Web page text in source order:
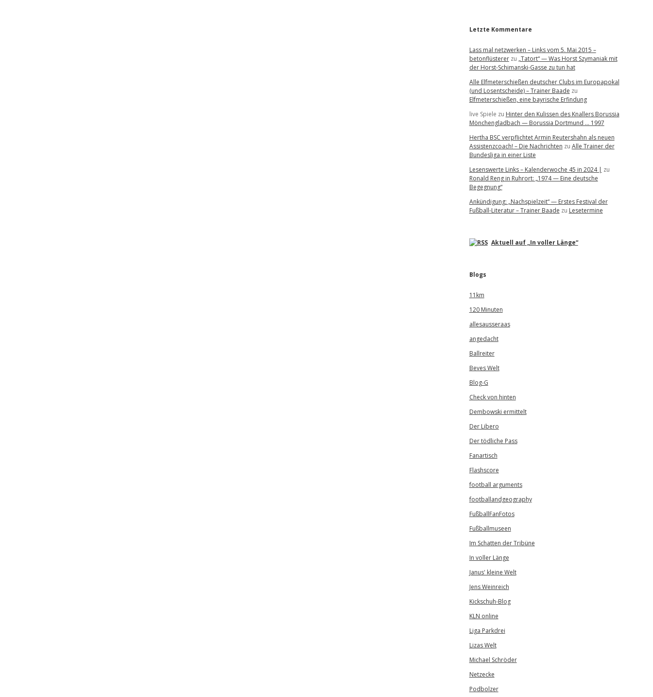
Letzte Kommentare
Lass mal netzwerken – Links vom 5. Mai 2015 –
betonflüstererzu „Tatort“ — Was Horst Szymaniak mit
der Horst-Schimanski-Gasse zu tun hat
Alle Elfmeterschießen deutscher Clubs im Europapokal
(und Losentscheide) – Trainer Baade zu
Elfmeterschießen, eine bayrische Erfindung
live Spiele zu Hinter den Kulissen des Knallers Borussia
Mönchengladbach — Borussia Dortmund … 1997
Hertha BSC verpflichtet Armin Reutershahn als neuen
Assistenzcoach! – Die Nachrichten zu Alle Trainer der
Bundesliga in einer Liste
Lesenswerte Links – Kalenderwoche 45 in 2024 | zu
Ronald Reng in Ruhrort: „1974 — Eine deutsche
Begegnung“
Ankündigung: „Nachspielzeit“ — Erstes Festival der
Fußball-Literatur – Trainer Baade zu Lesetermine
Aktuell auf „In voller Länge“
Blogs
11km
120 Minuten
allesausseraas
angedacht
Ballreiter
Beves Welt
Blog-G
Check von hinten
Dembowski ermittelt
Der Libero
Der tödliche Pass
Fanartisch
Flashscore
football arguments
footballandgeography
FußballFanFotos
Fußballmuseen
Im Schatten der Tribüne
In voller Länge
Janus' kleine Welt
Jens Weinreich
Kickschuh-Blog
KLN online
Liga Parkdrei
Lizas Welt
Michael Schröder
Netzecke
Podbolzer